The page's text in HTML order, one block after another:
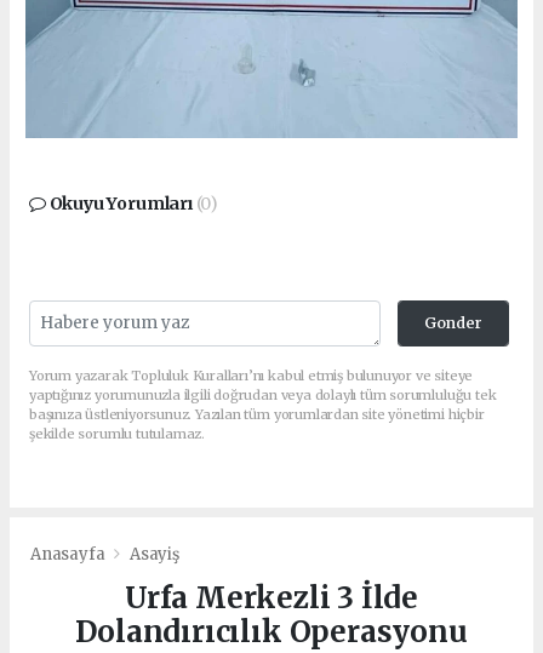
Okuyu Yorumları (0)
Gonder
Yorum yazarak Topluluk Kuralları’nı kabul etmiş bulunuyor ve siteye
yaptığınız yorumunuzla ilgili doğrudan veya dolaylı tüm sorumluluğu tek
başınıza üstleniyorsunuz. Yazılan tüm yorumlardan site yönetimi hiçbir
şekilde sorumlu tutulamaz.
Anasayfa Asayiş
Urfa Merkezli 3 İlde
Dolandırıcılık Operasyonu